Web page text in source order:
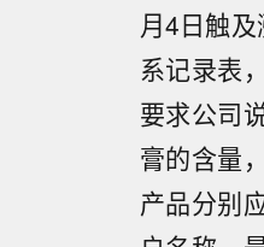
月4日触
系记录表
要求公司
膏的含量
产品分别